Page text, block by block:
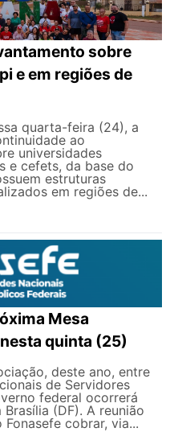
sobre
e em regiões de
quarta-feira (24), a
ao
universidades
e cefets, da base do
estruturas
em regiões de...
Mesa
quinta (25)
deste ano, entre
de Servidores
federal ocorrerá
(DF). A reunião
cobrar, via...